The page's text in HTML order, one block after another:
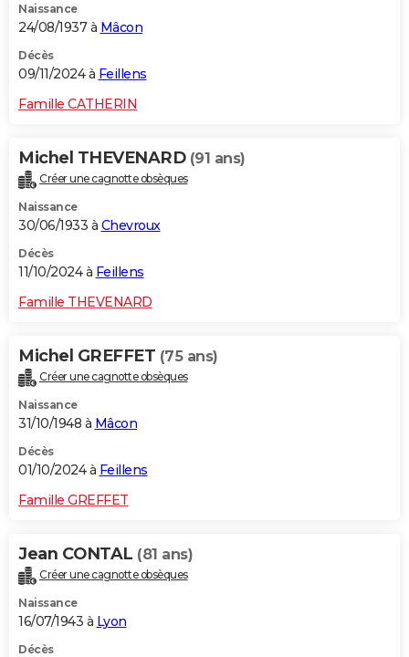
Naissance
24/08/1937 à Mâcon
Décès
09/11/2024 à Feillens
Famille CATHERIN
Michel THEVENARD (91 ans)
Créer une cagnotte obsèques
Naissance
30/06/1933 à Chevroux
Décès
11/10/2024 à Feillens
Famille THEVENARD
Michel GREFFET (75 ans)
Créer une cagnotte obsèques
Naissance
31/10/1948 à Mâcon
Décès
01/10/2024 à Feillens
Famille GREFFET
Jean CONTAL (81 ans)
Créer une cagnotte obsèques
Naissance
16/07/1943 à Lyon
Décès